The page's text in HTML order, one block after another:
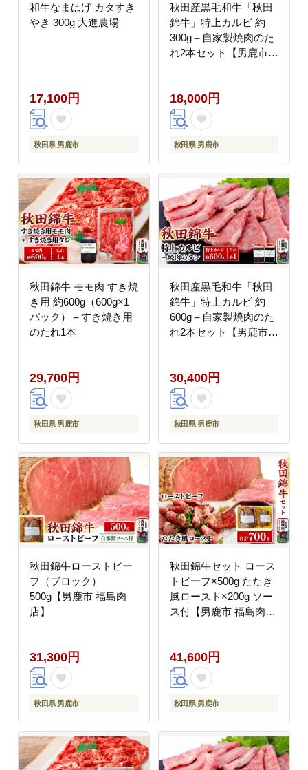
和牛なまはげ カタすき
やき 300g 大進農場
17,100円
秋田県 男鹿市
秋田産黒毛和牛「秋田
錦牛」特上カルビ 約
300g＋自家製焼肉のた
れ2本セット【男鹿市
18,000円
秋田県 男鹿市
秋田錦牛 モモ肉 すき焼
き用 約600g（600g×1
パック）＋すき焼き用
のたれ1本
29,700円
秋田県 男鹿市
秋田産黒毛和牛「秋田
錦牛」特上カルビ 約
600g＋自家製焼肉のた
れ2本セット【男鹿市
30,400円
秋田県 男鹿市
秋田錦牛ローストビー
フ（ブロック）
500g【男鹿市 福島肉
店】
31,300円
秋田県 男鹿市
秋田錦牛セット ロース
トビーフ×500g たたき
風ロースト×200g ソー
ス付【男鹿市 福島肉
41,600円
秋田県 男鹿市